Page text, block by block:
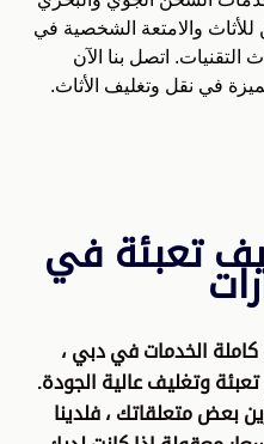
والامتعة الشخصية في
التقنيات. اتصل بنا الآن
في نقل وتغليف الأثاث.
تعبئة في
الخدمات في دبي ،
وتغليف عالية الجودة.
بعض متعلقاتك ، فلدينا